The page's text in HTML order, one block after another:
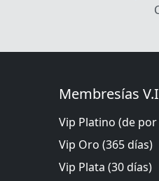
Membresías
Vip Platino (de
Vip Oro (365 días)
Vip Plata (30 días)